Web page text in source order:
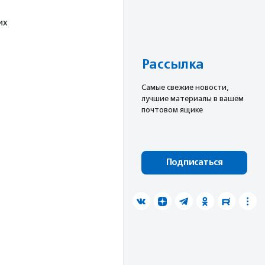
Рассылка
Cамые свежие новости,
лучшие материалы в вашем
почтовом ящике
Подписаться